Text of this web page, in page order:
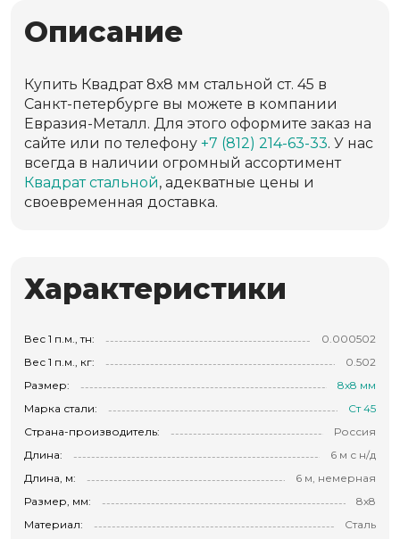
Описание
Купить Квадрат 8х8 мм стальной ст. 45 в
Санкт-петербурге вы можете в компании
Евразия-Металл. Для этого оформите заказ на
сайте или по телефону +7 (812) 214-63-33. У нас
всегда в наличии огромный ассортимент
Квадрат стальной, адекватные цены и
своевременная доставка.
Характеристики
Вес 1 п.м., тн:
0.000502
Вес 1 п.м., кг:
0.502
Размер:
8х8 мм
Марка стали:
Ст 45
Страна-производитель:
Россия
Длина:
6 м с н/д
Длина, м:
6 м, немерная
Размер, мм:
8х8
Материал:
Сталь